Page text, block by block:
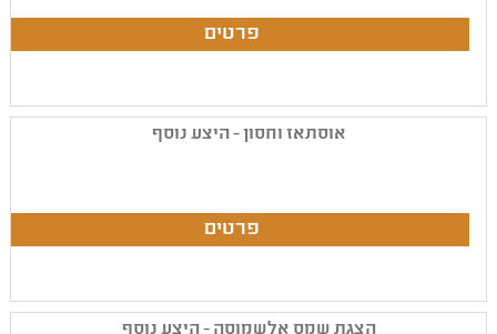
אוסתאז וחסון - היצע נוסף
הצגת שמס אלשמוסה - היצע נוסף